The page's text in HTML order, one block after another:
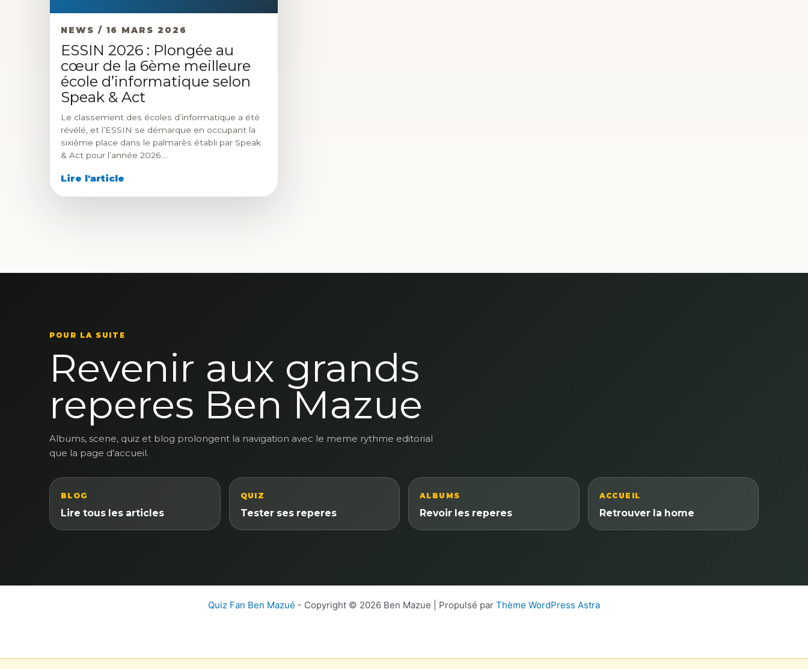
NEWS / 16 MARS 2026
ESSIN 2026 : Plongée au
cœur de la 6ème meilleure
école d’informatique selon
Speak & Act
Le classement des écoles d’informatique a été
révélé, et l’ESSIN se démarque en occupant la
sixième place dans le palmarès établi par Speak
& Act pour l’année 2026.…
Lire l'article
POUR LA SUITE
Revenir aux grands
reperes Ben Mazue
Albums, scene, quiz et blog prolongent la navigation avec le meme rythme editorial
que la page d'accueil.
BLOG
Lire tous les articles
QUIZ
Tester ses reperes
ALBUMS
Revoir les reperes
ACCUEIL
Retrouver la home
Quiz Fan Ben Mazué - Copyright © 2026 Ben Mazue | Propulsé par Thème WordPress Astra